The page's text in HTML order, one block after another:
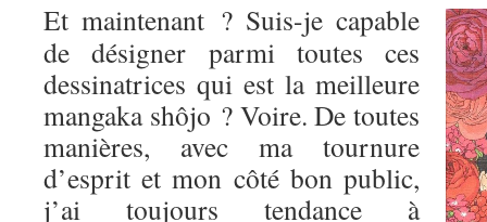
Et maintenant ? Suis-je capable
de désigner parmi toutes ces
dessinatrices qui est la meilleure
mangaka shôjo ? Voire. De toutes
manières, avec ma tournure
d’esprit et mon côté bon public,
j’ai toujours tendance à